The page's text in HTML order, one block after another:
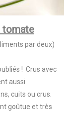
tomate
par deux)
! Crus avec
aussi
cuits ou crus.
goûtue et très